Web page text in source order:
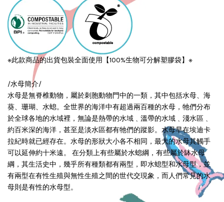
※此款商品的出貨包裝全面使用【100%生物可分解塑膠袋】※
/水母簡介/
水母是無脊椎動物，屬於刺胞動物門中的一類，其中包括水母、海
葵、珊瑚、水螅。全世界的海洋中有超過兩百種的水母，牠們分布
於全球各地的水域裡，無論是熱帶的水域﹑溫帶的水域﹑淺水區﹑
約百米深的海洋，甚至是淡水區都有牠們的蹤影。水母早在埃迪卡
拉紀時就已經存在。水母的形狀大小各不相同，最大的水母其觸手
可以延伸約十米遠。 在分類上有些屬於水螅綱，有些屬於缽水母
綱，其生活史中，幾乎所有種類都有兩型，即水螅型和水母型，並
有兩型在有性生殖與無性生殖之間的世代交現象，而人們常見的水
母則是有性的水母型。